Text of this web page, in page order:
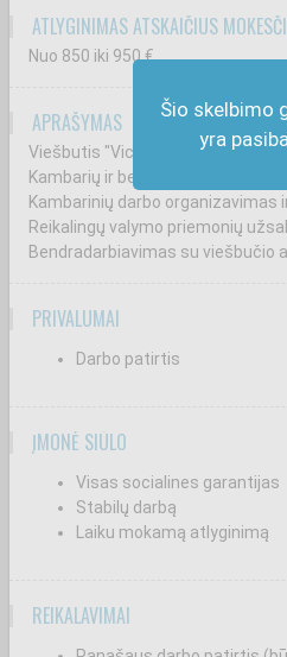
Šio skelbimo
yra
ATLYGINIMAS ATSKAIČIUS
Nuo 850 iki 950€
APRAŠYMAS
Viešbutis "Victoria Hotel" ieško
Kambarių ir bendrųjų viešbučio
Kambarinių darbo organizavimas
Reikalingų valymo priemonių
Bendradarbiavimas su viešbučio
PRIVALUMAI
Darbo patirtis
ĮMONĖ SIŪLO
Visas socialines garantijas
Stabilų darbą
Laiku mokamą atlyginimą
REIKALAVIMAI